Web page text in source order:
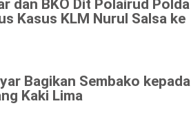
dan BKO Dit Polairud Polda
Kasus KLM Nurul Salsa ke
Bagikan Sembako kepada
Kaki Lima